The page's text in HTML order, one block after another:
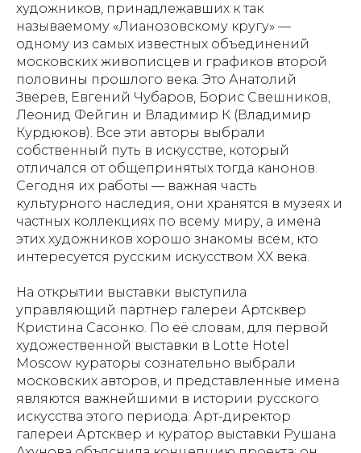
художников, принадлежавших к так
называемому «Лианозовскому кругу» —
одному из самых известных объединений
московских живописцев и графиков второй
половины прошлого века. Это Анатолий
Зверев, Евгений Чубаров, Борис Свешников,
Леонид Фейгин и Владимир К (Владимир
Курдюков). Все эти авторы выбрали
собственный путь в искусстве, который
отличался от общепринятых тогда канонов.
Сегодня их работы — важная часть
культурного наследия, они хранятся в музеях и
частных коллекциях по всему миру, а имена
этих художников хорошо знакомы всем, кто
интересуется русским искусством XX века.
На открытии выставки выступила
управляющий партнер галереи Артсквер
Кристина Сасонко. По её словам, для первой
художественной выставки в Lotte Hotel
Moscow кураторы сознательно выбрали
московских авторов, и представленные имена
являются важнейшими в истории русского
искусства этого периода. Арт-директор
галереи Артсквер и куратор выставки Рушана